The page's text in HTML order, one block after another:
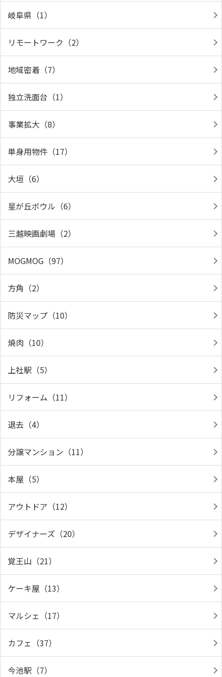
岐阜県（1）
リモートワーク（2）
地域密着（7）
独立洗面台（1）
事業拡大（8）
単身用物件（17）
大垣（6）
星が丘ボウル（6）
三越映画劇場（2）
MOGMOG（97）
方角（2）
防災マップ（10）
焼肉（10）
上社駅（5）
リフォーム（11）
退去（4）
分譲マンション（11）
本屋（5）
アウトドア（12）
デザイナーズ（20）
覚王山（21）
ケーキ屋（13）
マルシェ（17）
カフェ（37）
今池駅（7）